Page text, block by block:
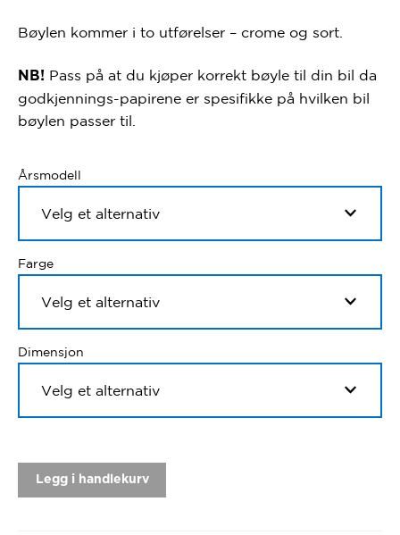
Bøylen kommer i to utførelser – crome og sort.
NB! Pass på at du kjøper korrekt bøyle til din bil da
godkjennings-papirene er spesifikke på hvilken bil
bøylen passer til.
Årsmodell
Farge
Dimensjon
Legg i handlekurv